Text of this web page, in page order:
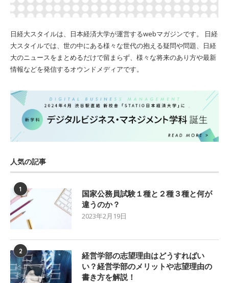
日経大スタイルは、日本経済大学が運営するwebマガジンです。 日経
大スタイルでは、世の中にある様々な世代の抱える疑問や問題、日経
大のニュースをまとめるだけで留まらず、様々な将来のあり方や最新
情報などを発信するオウンドメディアです。
人気の記事
1
国家公務員試験１種と２種３種と何が
違うのか？
2023年2月19日
2
経営学部の志望理由はどうすればい
い？経営学部のメリットや志望理由の
書き方を解説！